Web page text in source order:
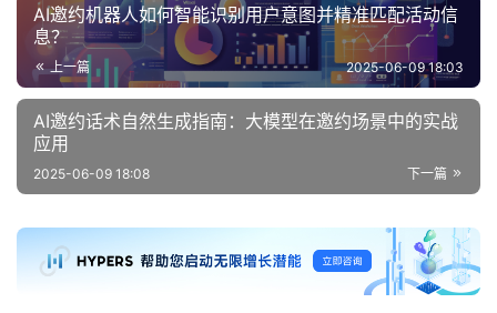
AI邀约机器人如何智能识别用户意图并精准匹配活动信
息？
上一篇 2025-06-09 18:03
AI邀约话术自然生成指南：大模型在邀约场景中的实战
应用
下一篇
2025-06-09 18:08